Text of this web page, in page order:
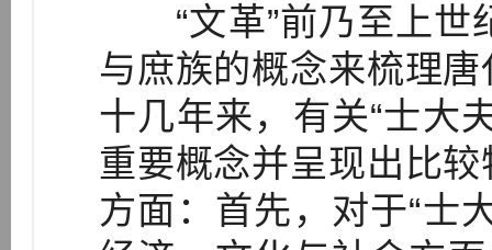
“文革”前乃至上世
与庶族的概念来梳理
十几年来，有关“士大
重要概念并呈现出比
方面：首先，对于“士